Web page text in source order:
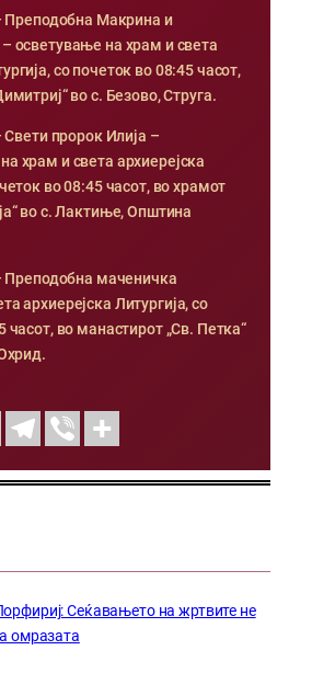
Преподобна Макрина и
осветување на храм и света
со почеток во 08:45 часот,
во с. Безово, Струга.
Свети пророк Илија –
храм и света архиерејска
во 08:45 часот, во храмот
во с. Лактиње, Општина
Преподобна маченичка
архиерејска Литургија, со
часот, во манастирот „Св. Петка“
Сеќавањето на жртвите не
омразата